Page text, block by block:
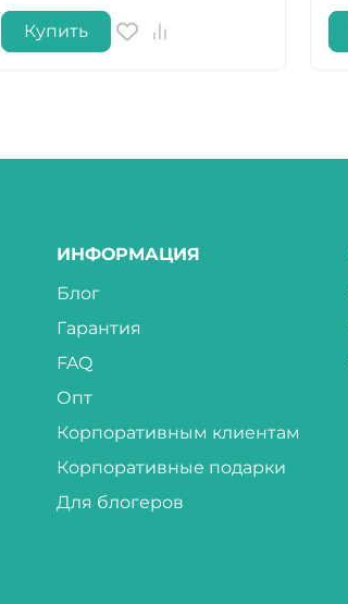
Купить
ИНФОРМАЦИЯ
Блог
Гарантия
FAQ
Опт
Корпоративным клиентам
Корпоративные подарки
Для блогеров